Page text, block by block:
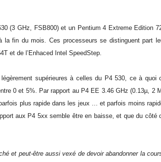
(3 GHz, FSB800) et un Pentium 4 Extreme Edition
la fin du mois. Ces processeurs se distinguent part
et de l’Enhaced Intel SpeedStep.
supérieures à celles du P4 530, ce à quoi
0 et 5%. Par rapport au P4 EE 3.46 GHz (0.13µ, 2
plus rapide dans les jeux … et parfois moins
aux P4 5xx semble être en baisse, et que du côté
et peut-être aussi vexé de devoir abandonner la